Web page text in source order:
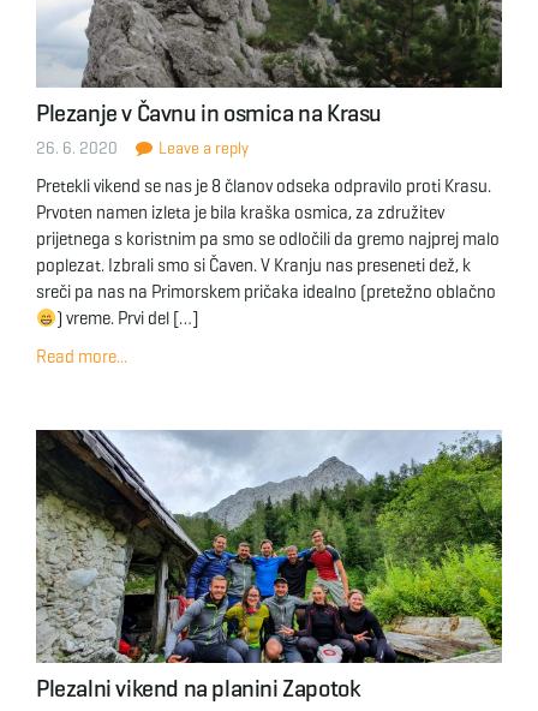
i
o
n
Plezanje v Čavnu in osmica na Krasu
26. 6. 2020 Leave a reply
Pretekli vikend se nas je 8 članov odseka odpravilo proti Krasu.
Prvoten namen izleta je bila kraška osmica, za združitev
prijetnega s koristnim pa smo se odločili da gremo najprej malo
poplezat. Izbrali smo si Čaven. V Kranju nas preseneti dež, k
sreči pa nas na Primorskem pričaka idealno (pretežno oblačno
) vreme. Prvi del […]
Read more...
Plezalni vikend na planini Zapotok